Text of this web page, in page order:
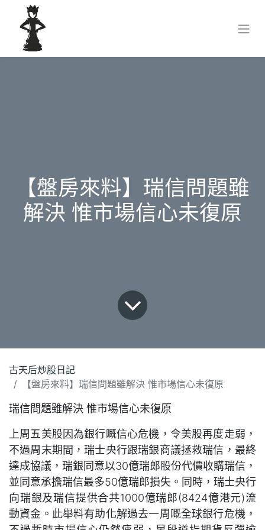
【盤房來料】瑞信問題雖
解決 惟市場信心未復原
古天后炒股日記
【盤房來料】瑞信問題雖解決 惟市場信心未復原
瑞信問題雖解決 惟市場信心未復原
上周五美股因為銀行嘅信心危機，令美股再度走弱，
不過周末期間，瑞士央行跟瑞銀商議拯救瑞信，最終
達成協議，瑞銀同意以30億瑞郎股份代價收購瑞信，
並同意承擔瑞信最多50億瑞郎損失。同時，瑞士央行
向瑞銀及瑞信提供合共1000億瑞郎(8424億港元)流
動資金。此舉料有助化解過去一周嘅全球銀行危機，